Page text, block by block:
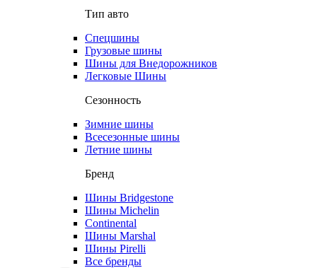
Тип авто
Спецшины
Грузовые шины
Шины для Внедорожников
Легковые Шины
Сезонность
Зимние шины
Всесезонные шины
Летние шины
Бренд
Шины Bridgestone
Шины Michelin
Continental
Шины Marshal
Шины Pirelli
Все бренды